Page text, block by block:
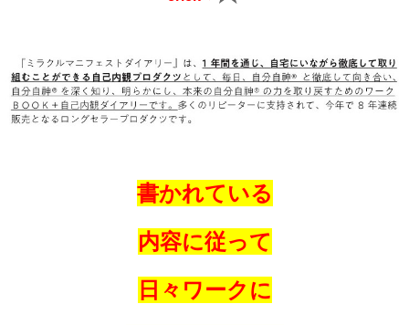
書かれている
内容に従って
日々ワークに